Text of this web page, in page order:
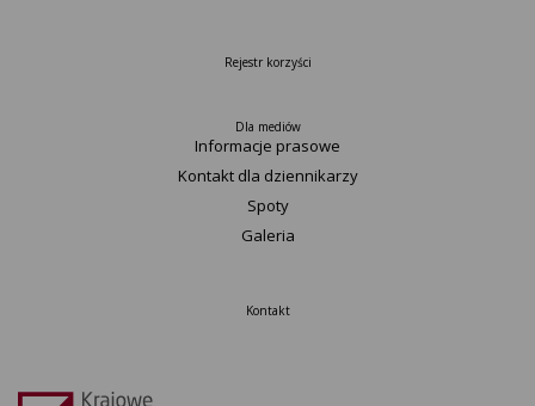
Rejestr korzyści
Dla mediów
Informacje prasowe
Kontakt dla dziennikarzy
Spoty
Galeria
Kontakt